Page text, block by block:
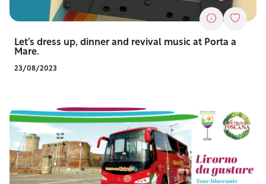
Let’s dress up, dinner and revival music at Porta a
Mare.
23/08/2023